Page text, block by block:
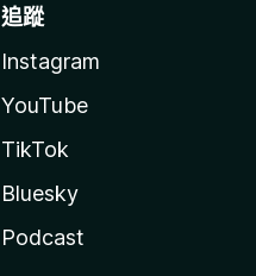
追蹤
Instagram
YouTube
TikTok
Bluesky
Podcast